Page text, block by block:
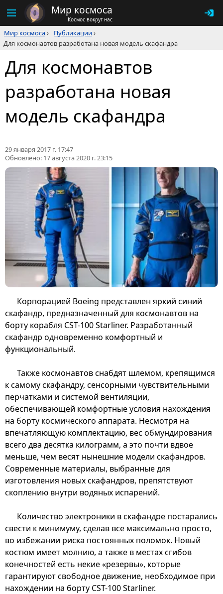
Мир космоса
Космос вокруг нас
Мир космоса› Публикации›
Для космонавтов разработана новая модель скафандра
Для космонавтов
разработана новая
модель скафандра
29 января 2017 г. 17:47
Обновлено: 17 августа 2020 г. 23:15
Корпорацией Boeing представлен яркий синий
скафандр, предназначенный для космонавтов на
борту корабля CST-100 Starliner. Разработанный
скафандр одновременно комфортный и
функциональный.
Также космонавтов снабдят шлемом, крепящимся
к самому скафандру, сенсорными чувствительными
перчатками и системой вентиляции,
обеспечивающей комфортные условия нахождения
на борту космического аппарата. Несмотря на
впечатляющую комплектацию, вес обмундирования
всего два десятка килограмм, а это почти вдвое
меньше, чем весят нынешние модели скафандров.
Современные материалы, выбранные для
изготовления новых скафандров, препятствуют
скоплению внутри водяных испарений.
Количество электроники в скафандре постарались
свести к минимуму, сделав все максимально просто,
во избежании риска постоянных поломок. Новый
костюм имеет молнию, а также в местах сгибов
конечностей есть некие «резервы», которые
гарантируют свободное движение, необходимое при
нахождении на борту CST-100 Starliner.